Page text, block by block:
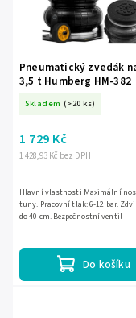
Pneumatický zvedák
3,5 t Humberg HM-382
Skladem (>20 ks)
1 428,93 Kč bez DPH
1 729 Kč
Do košíku
Hlavní vlastnosti Maximální nosnost: 3,5
tuny. Pracovní tlak: 6-12 bar.
do 40 cm. Bezpečnostní ventil